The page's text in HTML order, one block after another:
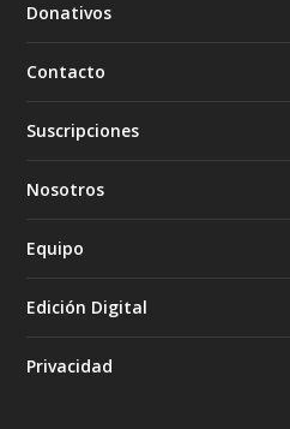
Donativos
Contacto
Suscripciones
Nosotros
Equipo
Edición Digital
Privacidad